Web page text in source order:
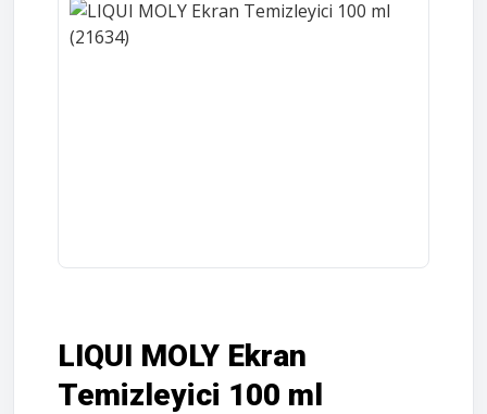
LIQUI MOLY Ekran
Temizleyici 100 ml